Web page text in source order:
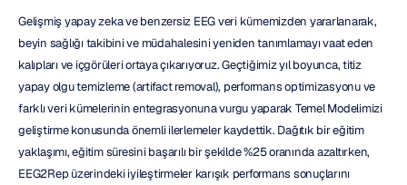
Gelişmiş yapay zeka ve benzersiz EEG veri kümemizden yararlanarak,
beyin sağlığı takibini ve müdahalesini yeniden tanımlamayı vaat eden
kalıpları ve içgörüleri ortaya çıkarıyoruz. Geçtiğimiz yıl boyunca, titiz
yapay olgu temizleme (artifact removal), performans optimizasyonu ve
farklı veri kümelerinin entegrasyonuna vurgu yaparak Temel Modelimizi
geliştirme konusunda önemli ilerlemeler kaydettik. Dağıtık bir eğitim
yaklaşımı, eğitim süresini başarılı bir şekilde %25 oranında azaltırken,
EEG2Rep üzerindeki iyileştirmeler karışık performans sonuçlarını